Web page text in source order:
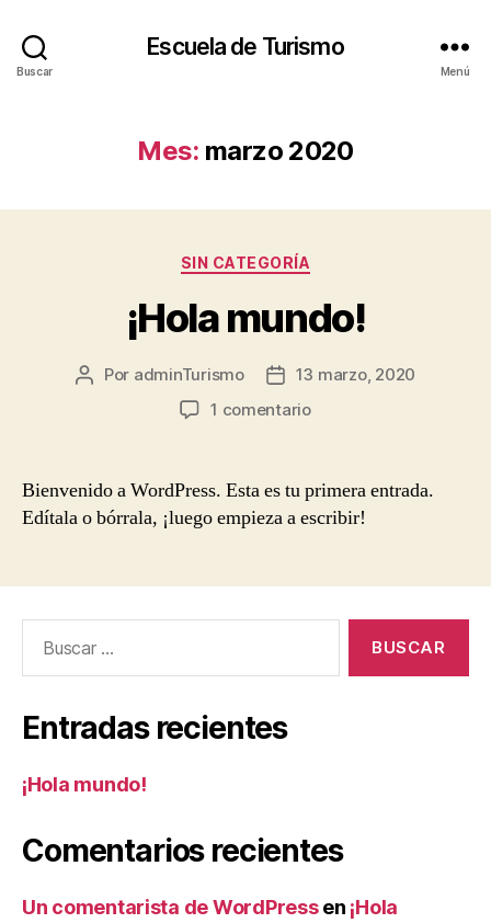
Buscar
Escuela de Turismo
Menú
Mes: marzo 2020
Categorías
SIN CATEGORÍA
¡Hola mundo!
Autor
Por adminTurismo
Fecha13 marzo, 2020
1 comentarioen
Bienvenido a WordPress. Esta es tu primera entrada.
Edítala o bórrala, ¡luego empieza a escribir!
Entradas recientes
¡Hola mundo!
Comentarios recientes
Un comentarista de WordPressen ¡Hola